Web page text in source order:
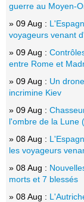
guerre au Moyen-
» 09 Aug :
voyageurs venant
» 09 Aug :
entre Rome et
» 09 Aug : Un
incrimine Kiev
» 09 Aug :
l'ombre de la Lune
» 08 Aug :
les voyageurs
» 08 Aug :
morts et 7 blessés
» 08 Aug :